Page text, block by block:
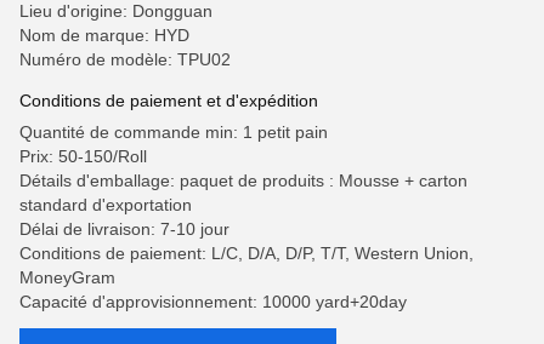
Lieu d'origine: Dongguan
Nom de marque: HYD
Numéro de modèle: TPU02
Conditions de paiement et d'expédition
Quantité de commande min: 1 petit pain
Prix: 50-150/Roll
Détails d'emballage: paquet de produits : Mousse + carton
standard d'exportation
Délai de livraison: 7-10 jour
Conditions de paiement: L/C, D/A, D/P, T/T, Western Union,
MoneyGram
Capacité d'approvisionnement: 10000 yard+20day